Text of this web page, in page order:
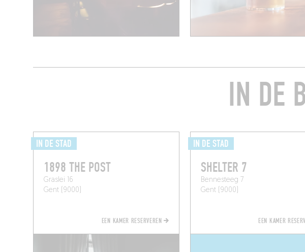
IN DE
IN DE STAD
1898 THE POST
Graslei 16
Gent (9000)
EEN KAMER RESERVEREN
IN DE STAD
SHELTER 7
Bennesteeg 7
Gent (9000)
EEN KAMER